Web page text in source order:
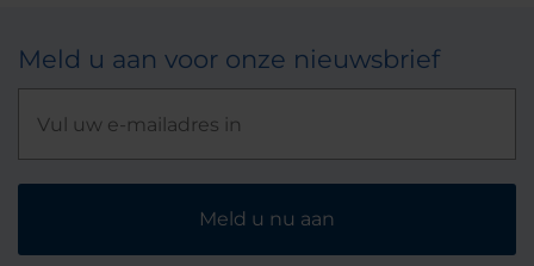
Meld u aan voor onze nieuwsbrief
Meld u nu aan